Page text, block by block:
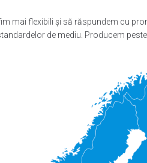
mai flexibili și să răspundem cu
de mediu. Producem